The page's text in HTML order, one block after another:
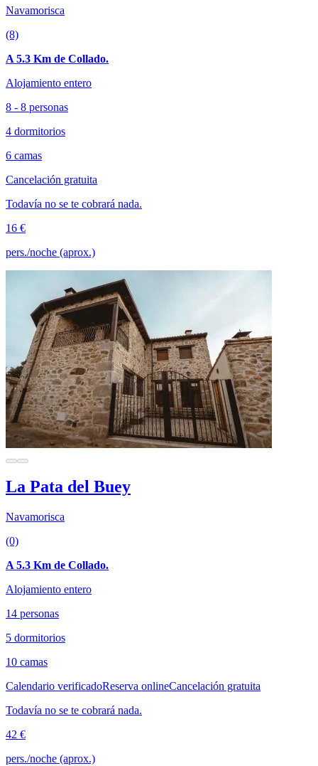
Navamorisca
(8)
A 5.3 Km de Collado.
Alojamiento entero
8 - 8 personas
4 dormitorios
6 camas
Cancelación gratuita
Todavía no se te cobrará nada.
16 €
pers./noche (aprox.)
La Pata del Buey
Navamorisca
(0)
A 5.3 Km de Collado.
Alojamiento entero
14 personas
5 dormitorios
10 camas
Calendario verificadoReserva onlineCancelación gratuita
Todavía no se te cobrará nada.
42 €
pers./noche (aprox.)